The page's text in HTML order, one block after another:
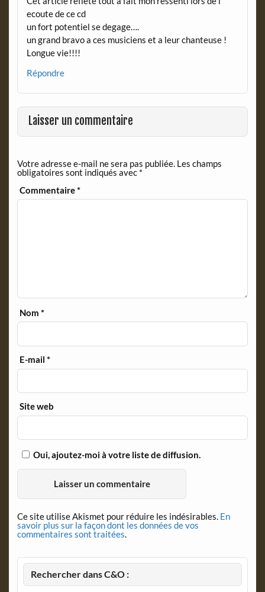
ecoute de ce cd
un fort potentiel se degage….
un grand bravo a ces musiciens et a leur chanteuse !
Longue vie!!!!
Répondre
Laisser un commentaire
Votre adresse e-mail ne sera pas publiée. Les champs
obligatoires sont indiqués avec *
Commentaire*
Nom*
E-mail*
Site web
Oui, ajoutez-moi à votre liste de diffusion.
Ce site utilise Akismet pour réduire les indésirables. En
savoir plus sur la façon dont les données de vos
commentaires sont traitées.
Rechercher dans C&O :